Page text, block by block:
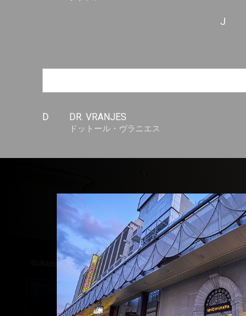
J
D DR. VRANJES
ドットール・ヴラニエス